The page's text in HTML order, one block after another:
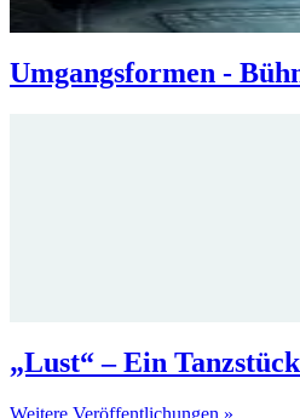
Umgangsformen -
„Lust“ – Ein
Weitere Veröffentlichungen »